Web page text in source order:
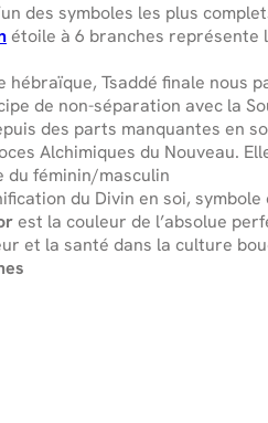
des symboles les plus
étoile à 6 branches représente
hébraïque, Tsaddé finale nous
de non-séparation avec la
des parts manquantes en
Alchimiques du Nouveau.
du féminin/masculin
du Divin en soi, symbole
est la couleur de l’absolue
et la santé dans la culture